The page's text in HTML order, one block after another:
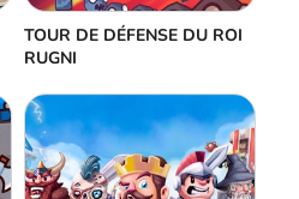
TOUR DE DÉFENSE DU ROI
RUGNI